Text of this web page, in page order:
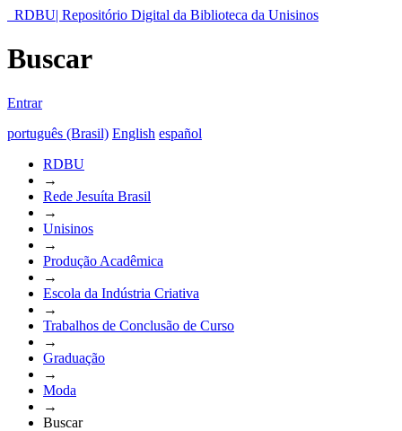
RDBU| Repositório Digital da Biblioteca da Unisinos
Buscar
Entrar
português (Brasil) English español
RDBU
→
Rede Jesuíta Brasil
→
Unisinos
→
Produção Acadêmica
→
Escola da Indústria Criativa
→
Trabalhos de Conclusão de Curso
→
Graduação
→
Moda
→
Buscar